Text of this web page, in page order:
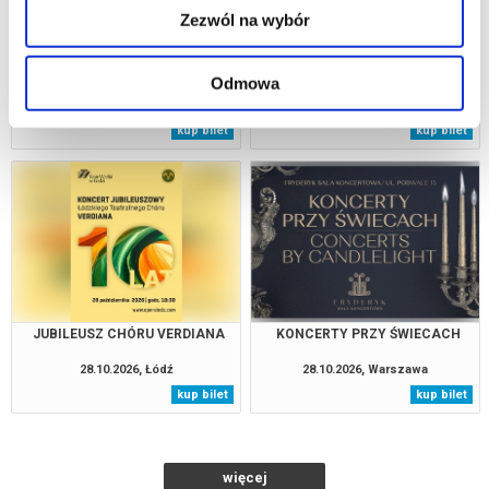
Zezwól na wybór
Odmowa
28.10.2026, Jarocin
kup bilet
ARTYSTYCZNEJ
28.10.2026, Działdowo
kup bilet
JUBILEUSZ CHÓRU VERDIANA
28.10.2026, Łódź
kup bilet
KONCERTY PRZY ŚWIECACH
28.10.2026, Warszawa
kup bilet
więcej